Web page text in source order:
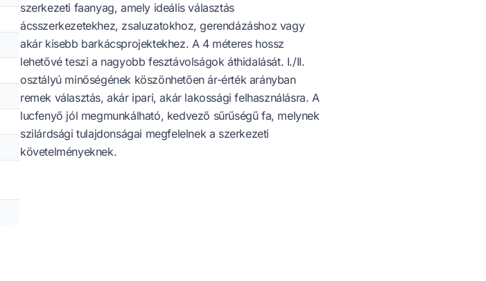
szerkezeti faanyag, amely ideális választás
ácsszerkezetekhez, zsaluzatokhoz, gerendázáshoz vagy
akár kisebb barkácsprojektekhez. A 4 méteres hossz
lehetővé teszi a nagyobb fesztávolságok áthidalását. I./II.
osztályú minőségének köszönhetően ár-érték arányban
remek választás, akár ipari, akár lakossági felhasználásra. A
lucfenyő jól megmunkálható, kedvező sűrűségű fa, melynek
szilárdsági tulajdonságai megfelelnek a szerkezeti
követelményeknek.